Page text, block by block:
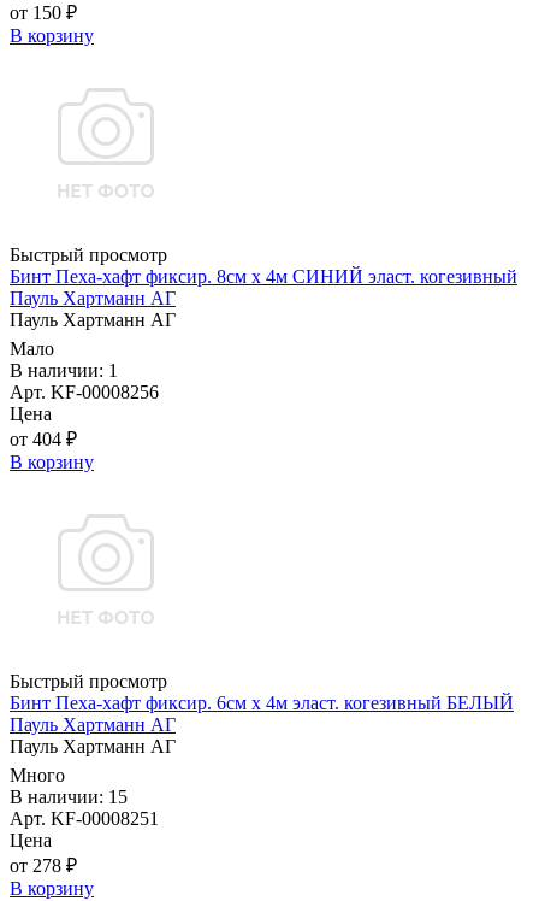
от 150 ₽
В корзину
Быстрый просмотр
Бинт Пеха-хафт фиксир. 8см х 4м СИНИЙ эласт. когезивный
Пауль Хартманн AГ
Пауль Хартманн AГ
Мало
В наличии: 1
Арт. KF-00008256
Цена
от 404 ₽
В корзину
Быстрый просмотр
Бинт Пеха-хафт фиксир. 6см х 4м эласт. когезивный БЕЛЫЙ
Пауль Хартманн AГ
Пауль Хартманн AГ
Много
В наличии: 15
Арт. KF-00008251
Цена
от 278 ₽
В корзину